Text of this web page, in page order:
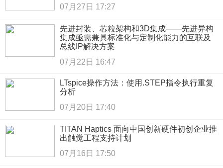
07月27日 17:27
先进封装、芯粒架构和3D集成——先进异构
集成亟需兼具标准化与定制化能力的互联及
总线IP解决方案
07月22日 16:47
LTspice操作方法：使用.STEP指令执行重复
分析
07月20日 17:40
TITAN Haptics 面向中国创新硬件初创企业推
出触觉工程支持计划
07月16日 17:50